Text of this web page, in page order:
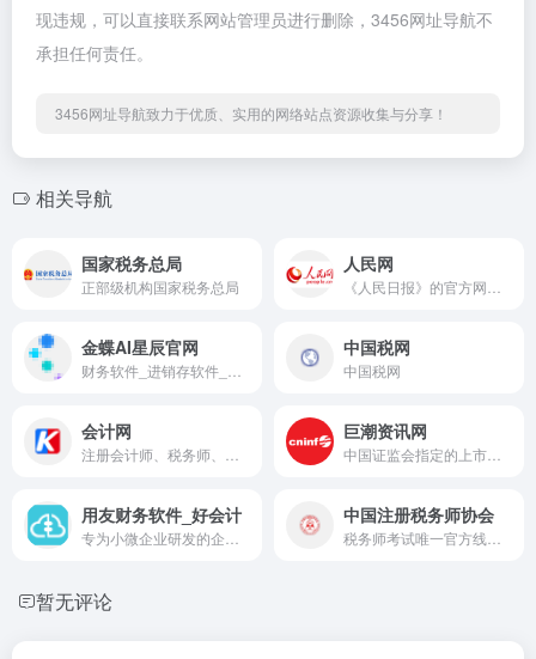
现违规，可以直接联系网站管理员进行删除，3456网址导航不
承担任何责任。
3456网址导航致力于优质、实用的网络站点资源收集与分享！
相关导航
国家税务总局
正部级机构国家税务总局
人民网
金蝶AI星辰官网 中国税网
中国税网
会计网 巨潮资讯网
用友财务软件_好会计 中国注册税务师协会
暂无评论